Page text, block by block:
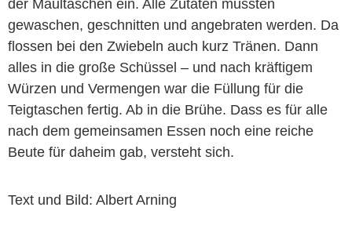
der Maultaschen ein. Alle Zutaten mussten
gewaschen, geschnitten und angebraten werden. Da
flossen bei den Zwiebeln auch kurz Tränen. Dann
alles in die große Schüssel – und nach kräftigem
Würzen und Vermengen war die Füllung für die
Teigtaschen fertig. Ab in die Brühe. Dass es für alle
nach dem gemeinsamen Essen noch eine reiche
Beute für daheim gab, versteht sich.
Text und Bild: Albert Arning